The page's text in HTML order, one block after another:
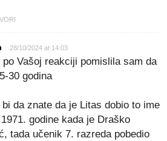
28/10/2024 at 14:03
po Vašoj reakciji pomislila sam da
30 godina
bi da znate da je Litas dobio to ime
godine kada je Draško
tada učenik 7. razreda pobedio